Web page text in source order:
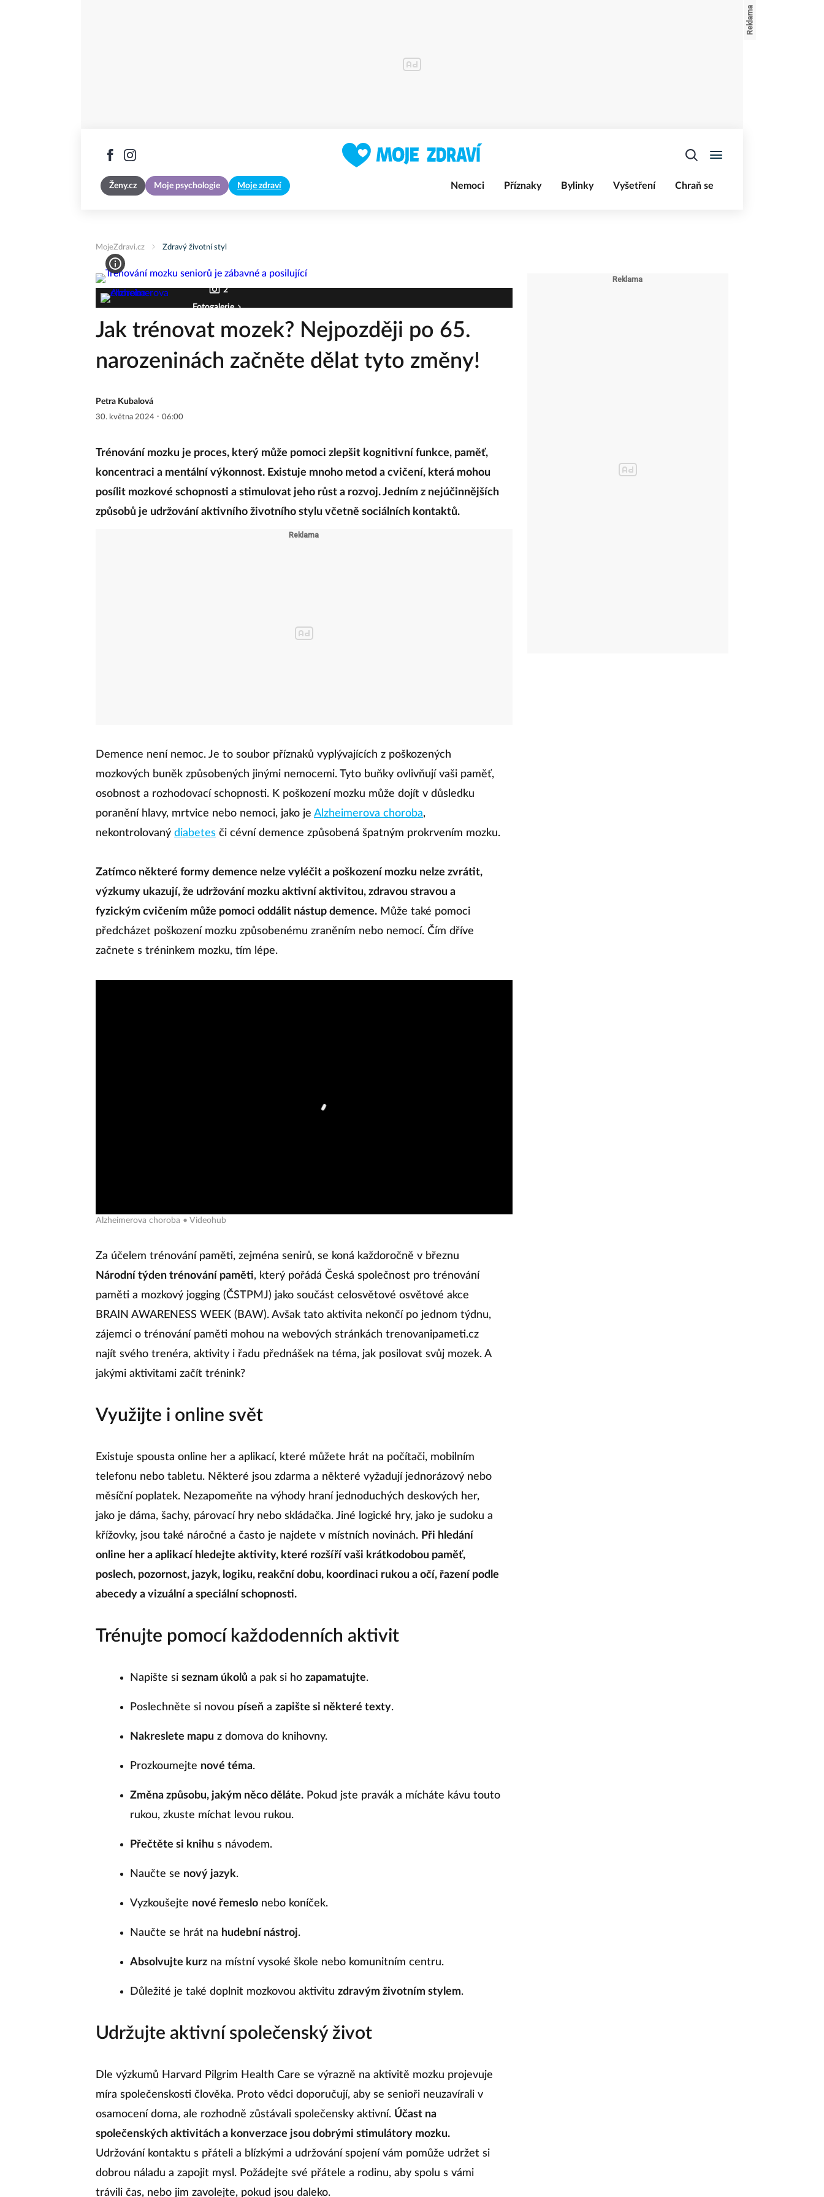
Ženy.cz Moje psychologie Moje zdraví Nemoci Příznaky Bylinky Vyšetření Chraň se
MojeZdravi.cz Zdravý životní styl
2
Fotogalerie
Jak trénovat mozek? Nejpozději po 65.
narozeninách začněte dělat tyto změny!
Petra Kubalová
30. května 2024 · 06:00
Trénování mozku je proces, který může pomoci zlepšit kognitivní funkce, paměť,
koncentraci a mentální výkonnost. Existuje mnoho metod a cvičení, která mohou
posílit mozkové schopnosti a stimulovat jeho růst a rozvoj. Jedním z nejúčinnějších
způsobů je udržování aktivního životního stylu včetně sociálních kontaktů.
Demence není nemoc. Je to soubor příznaků vyplývajících z poškozených
mozkových buněk způsobených jinými nemocemi. Tyto buňky ovlivňují vaši paměť,
osobnost a rozhodovací schopnosti. K poškození mozku může dojít v důsledku
poranění hlavy, mrtvice nebo nemoci, jako je Alzheimerova choroba,
nekontrolovaný diabetes či cévní demence způsobená špatným prokrvením mozku.
Zatímco některé formy demence nelze vyléčit a poškození mozku nelze zvrátit,
výzkumy ukazují, že udržování mozku aktivní aktivitou, zdravou stravou a
fyzickým cvičením může pomoci oddálit nástup demence. Může také pomoci
předcházet poškození mozku způsobenému zraněním nebo nemocí. Čím dříve
začnete s tréninkem mozku, tím lépe.
Alzheimerova choroba • Videohub
Za účelem trénování paměti, zejména senirů, se koná každoročně v březnu
Národní týden trénování paměti, který pořádá Česká společnost pro trénování
paměti a mozkový jogging (ČSTPMJ) jako součást celosvětové osvětové akce
BRAIN AWARENESS WEEK (BAW). Avšak tato aktivita nekončí po jednom týdnu,
zájemci o trénování paměti mohou na webových stránkách trenovanipameti.cz
najít svého trenéra, aktivity i řadu přednášek na téma, jak posilovat svůj mozek. A
jakými aktivitami začít trénink?
Využijte i online svět
Existuje spousta online her a aplikací, které můžete hrát na počítači, mobilním
telefonu nebo tabletu. Některé jsou zdarma a některé vyžadují jednorázový nebo
měsíční poplatek. Nezapomeňte na výhody hraní jednoduchých deskových her,
jako je dáma, šachy, párovací hry nebo skládačka. Jiné logické hry, jako je sudoku a
křížovky, jsou také náročné a často je najdete v místních novinách. Při hledání
online her a aplikací hledejte aktivity, které rozšíří vaši krátkodobou paměť,
poslech, pozornost, jazyk, logiku, reakční dobu, koordinaci rukou a očí, řazení podle
abecedy a vizuální a speciální schopnosti.
Trénujte pomocí každodenních aktivit
Napište si seznam úkolů a pak si ho zapamatujte.
Poslechněte si novou píseň a zapište si některé texty.
Nakreslete mapu z domova do knihovny.
Prozkoumejte nové téma.
Změna způsobu, jakým něco děláte. Pokud jste pravák a mícháte kávu touto
rukou, zkuste míchat levou rukou.
Přečtěte si knihu s návodem.
Naučte se nový jazyk.
Vyzkoušejte nové řemeslo nebo koníček.
Naučte se hrát na hudební nástroj.
Absolvujte kurz na místní vysoké škole nebo komunitním centru.
Důležité je také doplnit mozkovou aktivitu zdravým životním stylem.
Udržujte aktivní společenský život
Dle výzkumů Harvard Pilgrim Health Care se výrazně na aktivitě mozku projevuje
míra společenskosti člověka. Proto vědci doporučují, aby se senioři neuzavírali v
osamocení doma, ale rozhodně zůstávali společensky aktivní. Účast na
společenských aktivitách a konverzace jsou dobrými stimulátory mozku.
Udržování kontaktu s přáteli a blízkými a udržování spojení vám pomůže udržet si
dobrou náladu a zapojit mysl. Požádejte své přátele a rodinu, aby spolu s vámi
trávili čas, nebo jim zavolejte, pokud jsou daleko.